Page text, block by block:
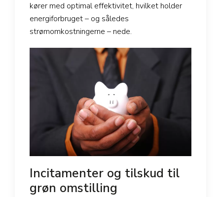
kører med optimal effektivitet, hvilket holder
energiforbruget – og således
strømomkostningerne – nede.
Incitamenter og tilskud til
grøn omstilling